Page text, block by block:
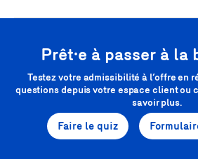
Prêt·e à passer à la
Testez votre admissibilité à l’offre en
questions depuis votre espace client ou
savoir plus.
Faire le quiz